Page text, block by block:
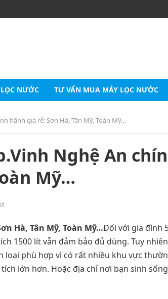
NƯỚC TƯ VẤN MUA MÁY LỌC NƯỚC
hãnh giá rẻ: Sơn Hà, Tân Mỹ, Toàn Mỹ…
Nghệ An
Mỹ…
Hà, Tân Mỹ, Toàn Mỹ…Đối với gia đình
1500 lít vẫn đảm bảo đủ dùng. Tuy
phù hợp vì có rất nhiều khu vực
lớn hơn. Hoặc địa chỉ nơi bạn sinh